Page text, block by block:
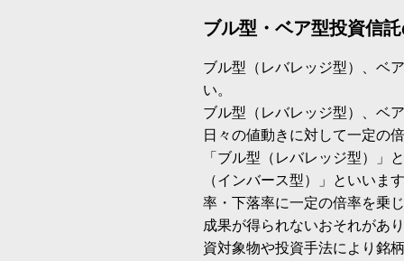
ブル型・ベア型投資信
ブル型（レバレッジ型）、ベ
い。
ブル型（レバレッジ型）、ベ
日々の値動きに対して一定の
「ブル型（レバレッジ型）」
（インバース型）」といいま
率・下落率に一定の倍率を乗
成果が得られないおそれがあ
資対象物や投資手法により銘